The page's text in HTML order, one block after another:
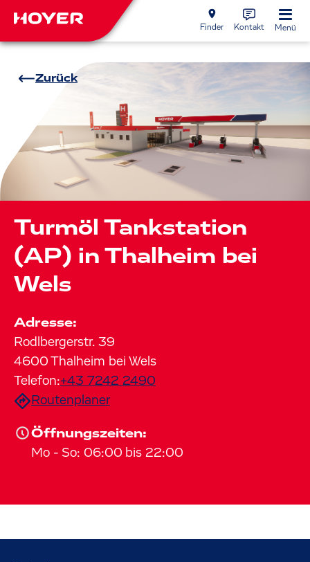
Finder Kontakt Menü
Zurück
Turmöl Tankstation
(AP) in Thalheim bei
Wels
Adresse:
Rodlbergerstr. 39
4600 Thalheim bei Wels
Telefon:+43 7242 2490
Routenplaner
Öffnungszeiten:
Mo - So: 06:00 bis 22:00